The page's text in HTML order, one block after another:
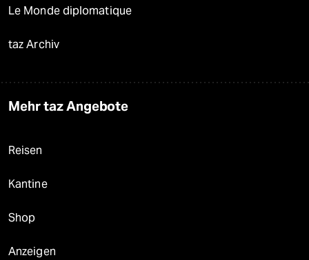
Le Monde diplomatique
taz Archiv
Mehr taz Angebote
Reisen
Kantine
Shop
Anzeigen